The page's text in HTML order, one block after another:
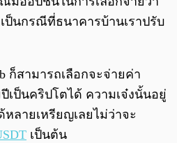
ป็นกรณีที่ธนาคารบ้านเราปรับ
ก็สามารถเลือกจะจ่ายค่า
เป็นคริปโตได้ ความเจ๋งนั้นอยู่
หลายเหรียญเลยไม่ว่าจะ
เป็นต้น